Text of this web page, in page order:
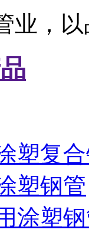
业，
塑复
塑钢管
涂塑